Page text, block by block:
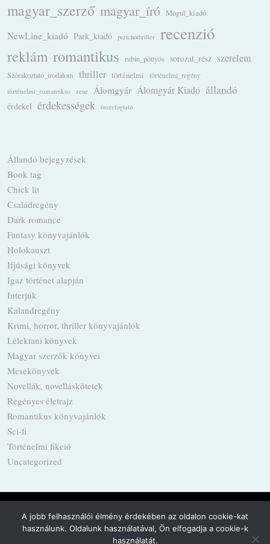
magyar_szerző magyar_író Mogul_kiadó
NewLine_kiadó Park_kiadó pszichothriller recenzió
reklám romantikus rubin_pöttyös sorozat_rész szerelem
Szórakoztató_irodalom thriller történelmi
történelmi_regény
történelmi_romantikus
zene Álomgyár Álomgyár Kiadó állandó
érdekel érdekességek összefoglaló
Állandó bejegyzések
Book tag
Chick lit
Családregény
Dark romance
Fantasy könyvajánlók
Holokauszt
Ifjúsági könyvek
Igaz történet alapján
Interjúk
Kalandregény
Krimi, horror, thriller könyvajánlók
Lélektani könyvek
Magyar szerzők könyvei
Mesekönyvek
Novellák, novelláskötetek
Regényes életrajz
Romantikus könyvajánlók
Sci-fi
Történelmi fikció
Uncategorized
Powered by WordPress ·Built withUntitled
A jobb felhasználói élmény érdekében az oldalon cookie-kat
használunk. Oldalunk használatával, Ön elfogadja a cookie-k
használatát.